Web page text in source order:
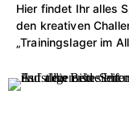
Hier findet Ihr alles
den kreativen
„Trainingslager im